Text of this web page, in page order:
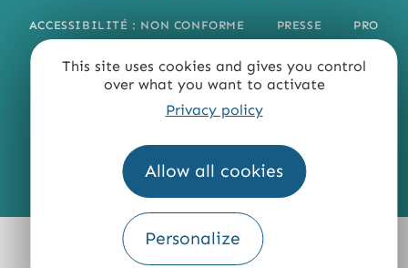
This site uses cookies and gives you control
over what you want to activate
Privacy policy
Allow all cookies
Personalize
ACCESSIBILITÉ : NON CONFORME PRESSE PRO
QUI SOMMES-NOUS ?
Fourni par
Traduction